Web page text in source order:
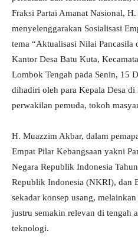
Fraksi Partai Amanat Nasional,
menyelenggarakan Sosialisasi
tema “Aktualisasi Nilai Pancasila
Kantor Desa Batu Kuta,
Lombok Tengah pada Senin, 15
dihadiri oleh para Kepala Desa di
perwakilan pemuda, tokoh
H. Muazzim Akbar, dalam
Empat Pilar Kebangsaan yakni
Negara Republik Indonesia
Republik Indonesia (NKRI), dan
sekadar konsep usang,
justru semakin relevan di tengah
teknologi.